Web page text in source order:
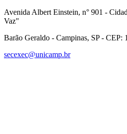
Avenida Albert Einstein, n° 901 -
Vaz"
Barão Geraldo - Campinas, SP - CEP:
secexec@unicamp.br